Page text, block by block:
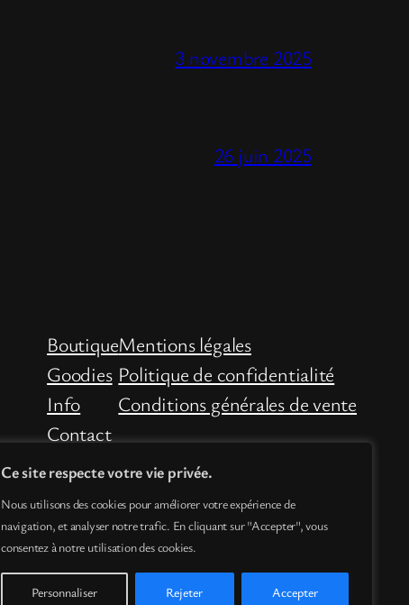
Ce site respecte votre vie privée.
Nous utilisons des cookies pour améliorer votre expérience de
navigation, et analyser notre trafic. En cliquant sur "Accepter", vous
consentez à notre utilisation des cookies.
Personnaliser Rejeter Accepter
3 novembre 2025
26 juin 2025
Boutique
Goodies
Info
Contact
Mentions légales
Politique de confidentialité
Conditions générales de vente